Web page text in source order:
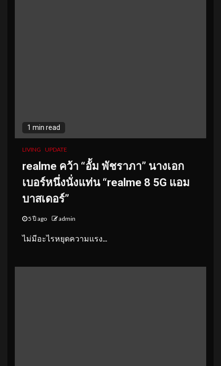
1 min read
LIVING UPDATE
realme คว้า “อั้ม พัชราภา” นางเอก
เบอร์หนึ่งนั่งแท่น “realme 8 5G แอม
บาสเดอร์”
5 ปี ago admin
ไม่มีอะไรหยุดความแรง...